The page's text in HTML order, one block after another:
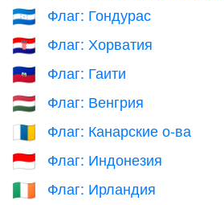
🇭🇳 Флаг: Гондурас
🇭🇷 Флаг: Хорватия
🇭🇹 Флаг: Гаити
🇭🇺 Флаг: Венгрия
🇮🇨 Флаг: Канарские о-ва
🇮🇩 Флаг: Индонезия
🇮🇪 Флаг: Ирландия